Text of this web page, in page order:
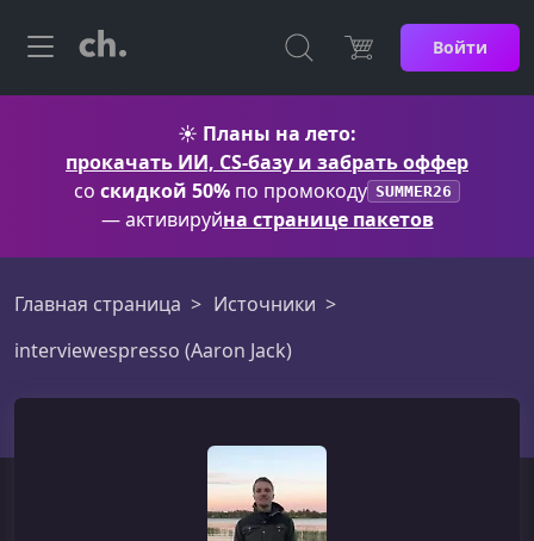
Войти
☀️ Планы на лето:
прокачать ИИ, CS-базу и забрать оффер
со скидкой 50% по промокоду SUMMER26
— активируйна странице пакетов
Главная страница
Источники
interviewespresso (Aaron Jack)